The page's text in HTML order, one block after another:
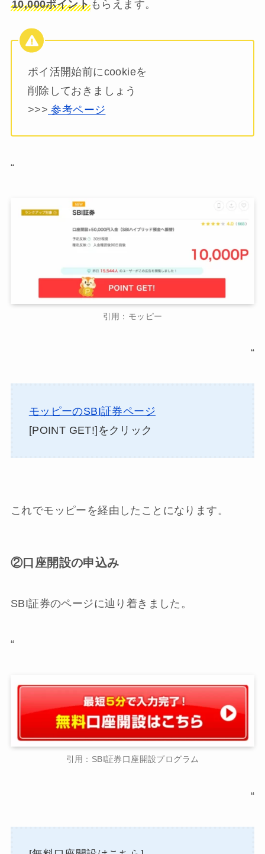
10,000ポイントもらえます。
ポイ活開始前にcookieを
削除しておきましょう
>>> 参考ページ
“
引用：モッピー
“
モッピーのSBI証券ページ
[POINT GET!]をクリック
これでモッピーを経由したことになります。
②口座開設の申込み
SBI証券のページに辿り着きました。
“
引用：SBI証券口座開設プログラム
“